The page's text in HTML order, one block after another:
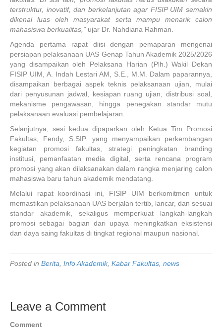
terstruktur, inovatif, dan berkelanjutan agar FISIP UIM semakin
dikenal luas oleh masyarakat serta mampu menarik calon
mahasiswa berkualitas,” ujar Dr. Nahdiana Rahman.
Agenda pertama rapat diisi dengan pemaparan mengenai
persiapan pelaksanaan UAS Genap Tahun Akademik 2025/2026
yang disampaikan oleh Pelaksana Harian (Plh.) Wakil Dekan
FISIP UIM, A. Indah Lestari AM, S.E., M.M. Dalam paparannya,
disampaikan berbagai aspek teknis pelaksanaan ujian, mulai
dari penyusunan jadwal, kesiapan ruang ujian, distribusi soal,
mekanisme pengawasan, hingga penegakan standar mutu
pelaksanaan evaluasi pembelajaran.
Selanjutnya, sesi kedua dipaparkan oleh Ketua Tim Promosi
Fakultas, Fendy, S.SIP. yang menyampaikan perkembangan
kegiatan promosi fakultas, strategi peningkatan branding
institusi, pemanfaatan media digital, serta rencana program
promosi yang akan dilaksanakan dalam rangka menjaring calon
mahasiswa baru tahun akademik mendatang.
Melalui rapat koordinasi ini, FISIP UIM berkomitmen untuk
memastikan pelaksanaan UAS berjalan tertib, lancar, dan sesuai
standar akademik, sekaligus memperkuat langkah-langkah
promosi sebagai bagian dari upaya meningkatkan eksistensi
dan daya saing fakultas di tingkat regional maupun nasional.
Posted in Berita Info Akademik, Kabar Fakultas news
Leave a Comment
Comment